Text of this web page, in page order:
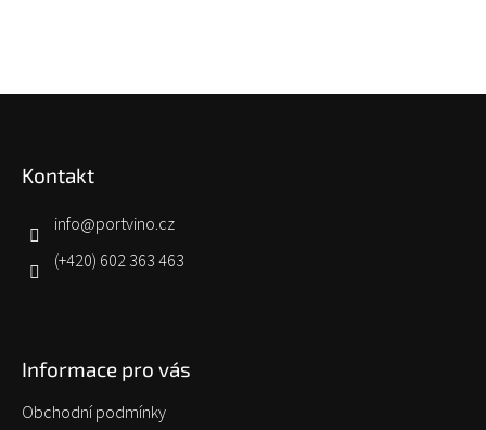
Kontakt
info@portvino.cz
(+420) 602 363 463
Informace pro vás
Obchodní podmínky